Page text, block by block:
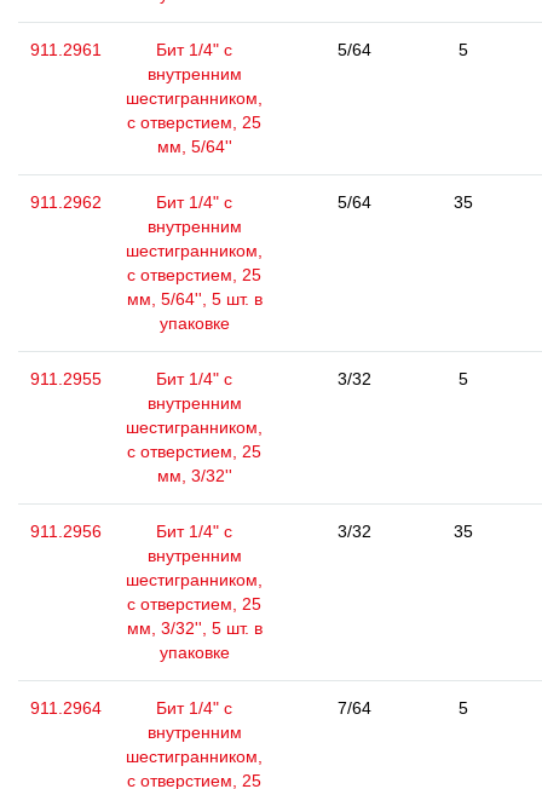
911.2961
Бит 1/4" с
внутренним
шестигранником,
с отверстием, 25
мм, 5/64''
5/64 5
911.2962
Бит 1/4" с
внутренним
шестигранником,
с отверстием, 25
мм, 5/64'', 5 шт. в
упаковке
5/64 35
911.2955
Бит 1/4" с
внутренним
шестигранником,
с отверстием, 25
мм, 3/32''
3/32 5
911.2956
Бит 1/4" с
внутренним
шестигранником,
с отверстием, 25
мм, 3/32'', 5 шт. в
упаковке
3/32 35
911.2964
Бит 1/4" с
внутренним
шестигранником,
с отверстием, 25
7/64 5